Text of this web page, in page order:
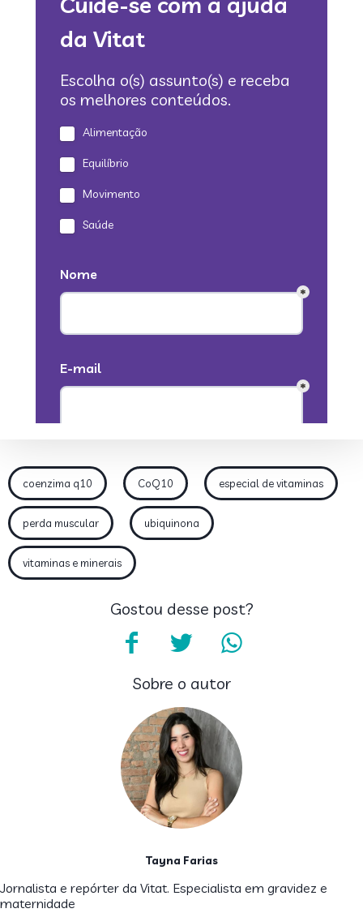
coenzima q10 CoQ10 especial de vitaminas
perda muscular ubiquinona
vitaminas e minerais
Gostou desse post?
Sobre o autor
Tayna Farias
Jornalista e repórter da Vitat. Especialista em gravidez e
maternidade